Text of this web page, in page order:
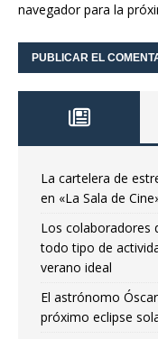
navegador para la
La cartelera de
en «La Sala de
Los colaboradores
todo tipo de
verano ideal
El astrónomo
próximo eclipse